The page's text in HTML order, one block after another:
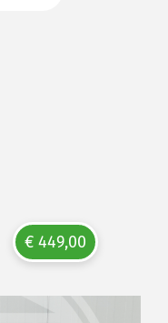
€ 449,00